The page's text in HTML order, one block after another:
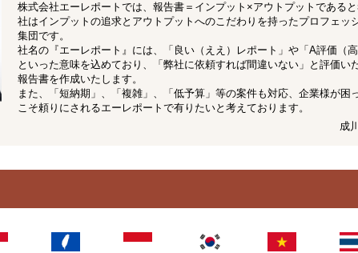
株式会社エーレポートでは、報告書＝インプット×アウトプットである
社はインプットの追求とアウトプットへのこだわりを持ったプロフェッ
集団です。
社名の『エーレポート』には、「良い（ええ）レポート」や「A評価（
といった意味を込めており、「弊社に依頼すれば間違いない」と評価い
報告書を作成いたします。
また、「短納期」、「複雑」、「低予算」等の案件も対応、企業様が困
こそ頼りにされるエーレポートで有りたいと考えております。
成